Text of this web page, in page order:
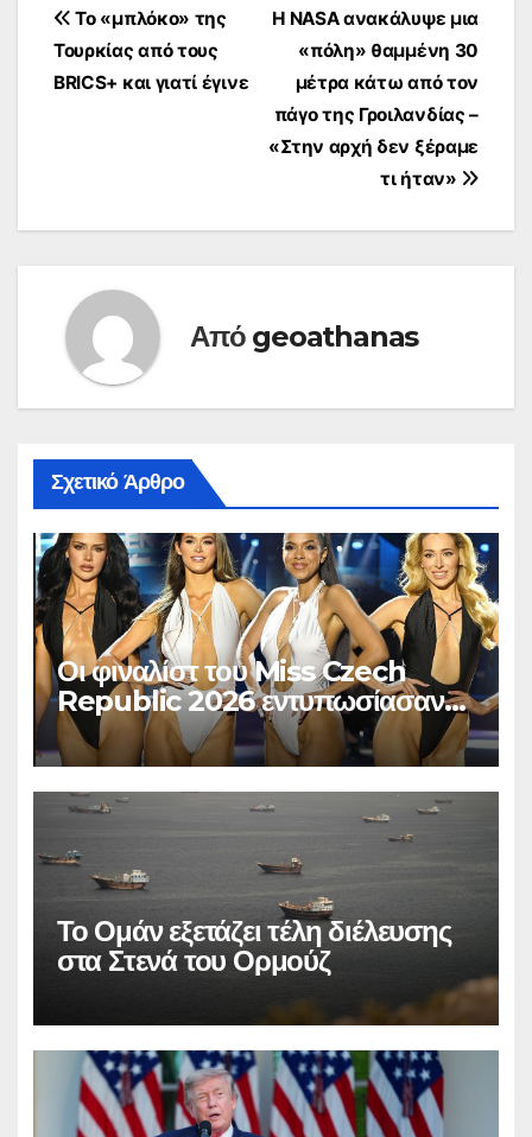
Πλοήγηση
άρθρων
Η NASA ανακάλυψε μια
«πόλη» θαμμένη 30
μέτρα κάτω από τον
πάγο της Γροιλανδίας –
«Στην αρχή δεν ξέραμε
τι ήταν»
Το «μπλόκο» της
Τουρκίας από τους
BRICS+ και γιατί έγινε
Από geoathanas
Σχετικό Άρθρο
Οι φιναλίστ του Miss Czech
Republic 2026 εντυπωσίασαν
στο Χ
Το Ομάν εξετάζει τέλη διέλευσης
στα Στενά του Ορμούζ